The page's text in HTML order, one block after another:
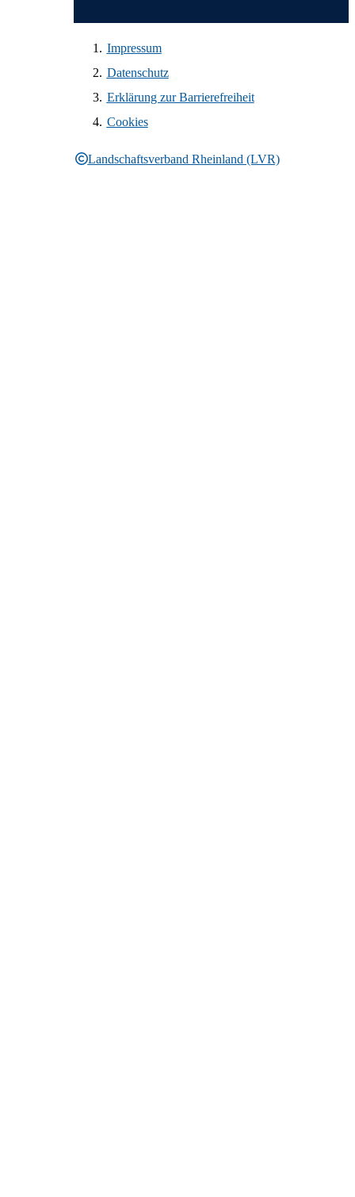
Landschaftsverband Rheinland (LVR)
Impressum
Datenschutz
Erklärung zur Barrierefreiheit
Cookies